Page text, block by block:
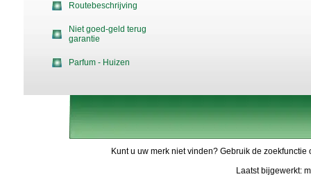
Routebeschrijving
Niet goed-geld terug
garantie
Parfum - Huizen
Kunt u uw merk niet vinden? Gebruik de
Laatst bijgewerkt: